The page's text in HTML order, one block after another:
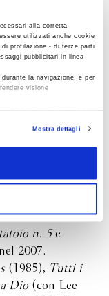
alla corretta
utilizzati anche cookie
profilazione - di terze parti
pubblicitari in linea
la navigazione, e per
visione
RevocaMostra dettagli
è
ha guidato con
attraverso i
hanno
conoscere
cui sono
n. 5e
2007.
(1985), Tutti i
Dio (con Lee